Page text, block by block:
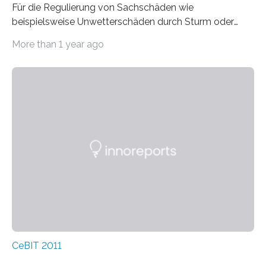
Für die Regulierung von Sachschäden wie
beispielsweise Unwetterschäden durch Sturm oder
Euro ausgegeben….
More than 1 year ago
CeBIT 2011